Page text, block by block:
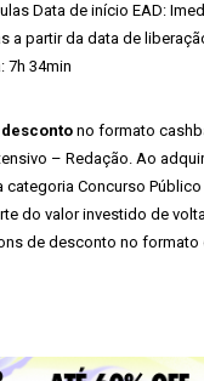
Data de início EAD:
a partir da data de
7h 34min
no formato
– Redação. Ao
categoria Concurso
do valor investido de
de desconto no formato